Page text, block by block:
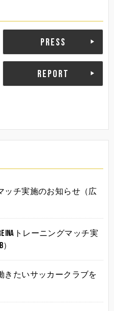
PRESS
REPORT
ッチ実施のお知らせ（広
トレーニングマッチ実
きたいサッカークラブを